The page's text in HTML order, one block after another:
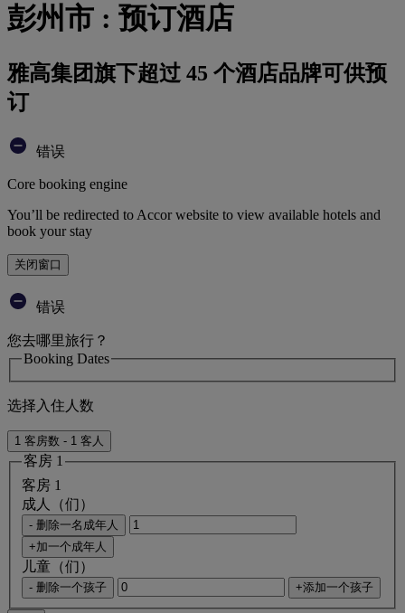
彭州市 : 预订酒店
雅高集团旗下超过 45 个酒店品牌可供预
订
错误
Core booking engine
You’ll be redirected to Accor website to view available hotels and
book your stay
关闭窗口
错误
您去哪里旅行？
Booking Dates
选择入住人数
1 客房数 - 1 客人
客房 1
客房 1
成人（们）
- 删除一名成年人
+加一个成年人
儿童（们）
- 删除一个孩子 +添加一个孩子